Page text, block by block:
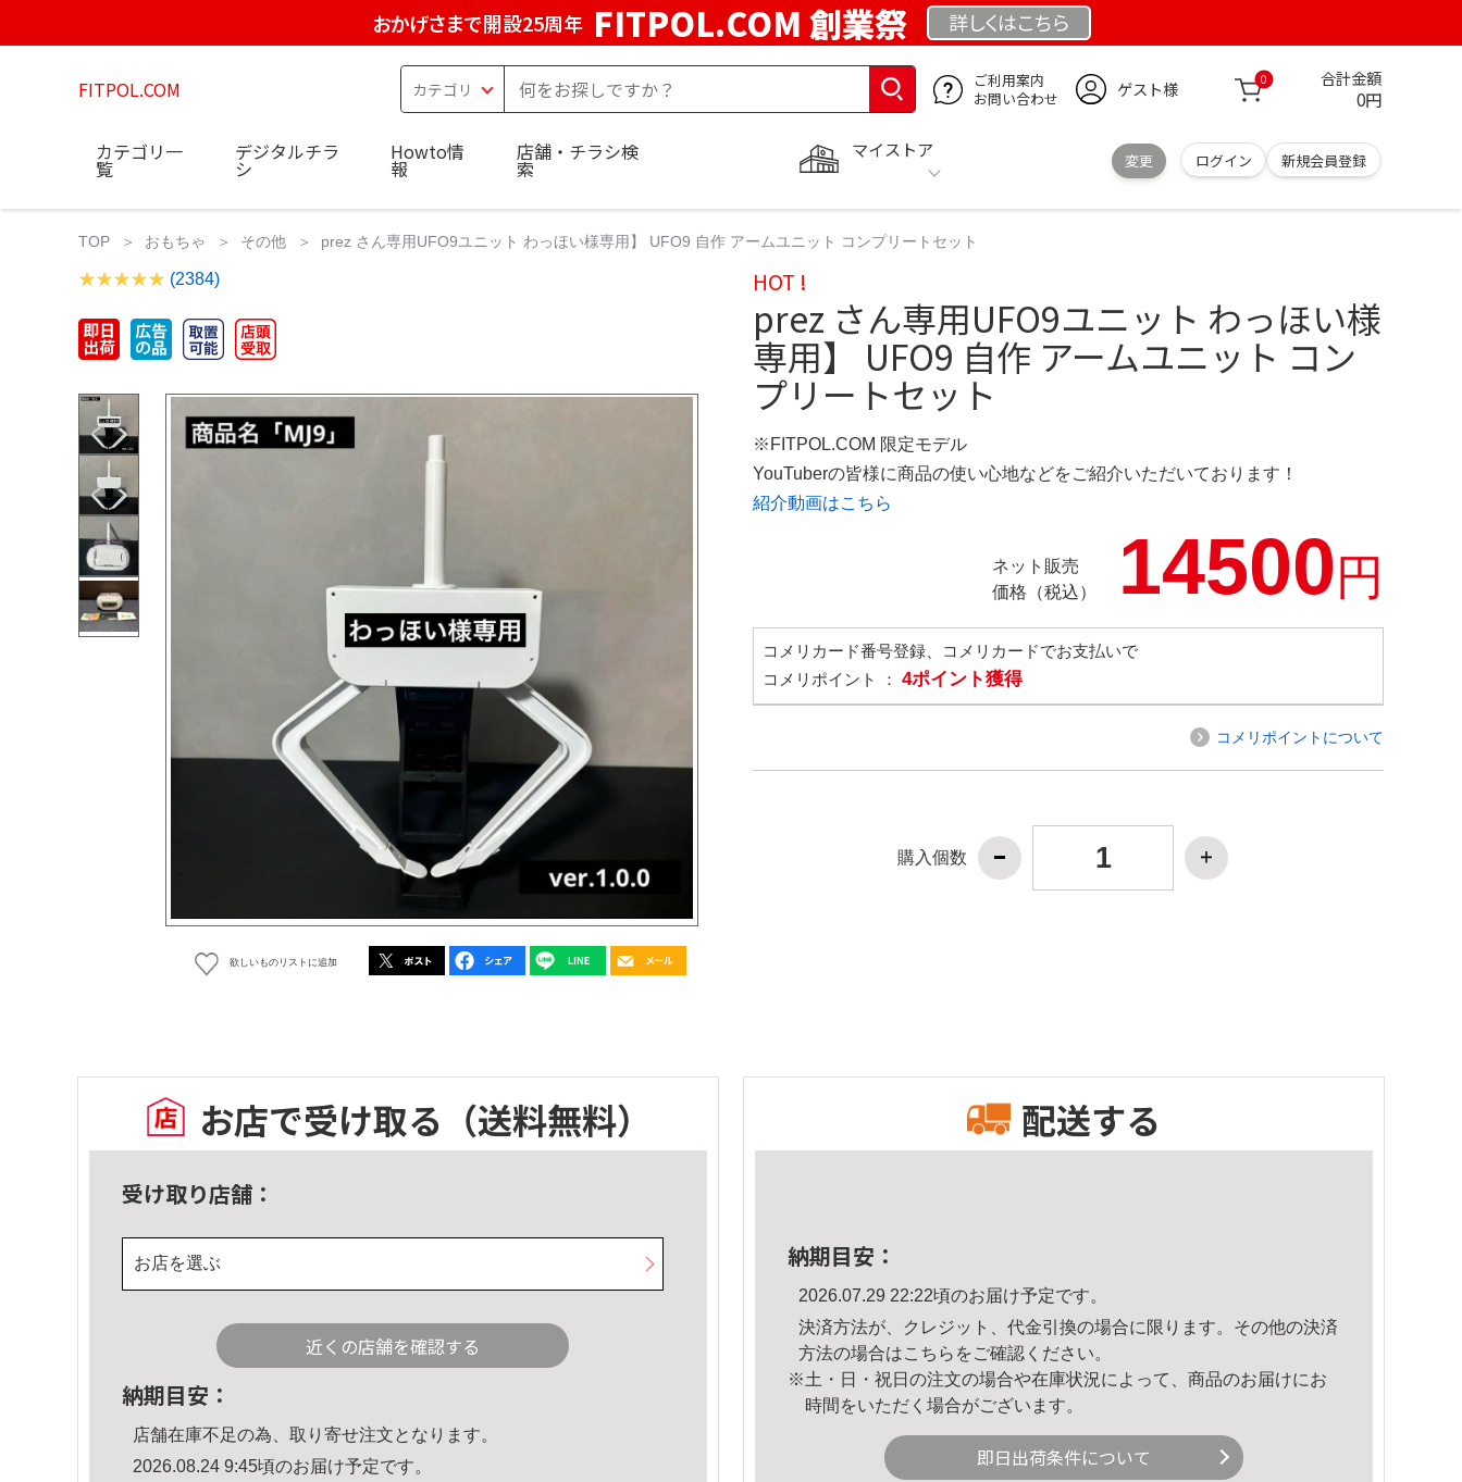
おかげさまで開設25周年 FITPOL.COM 創業祭 詳しくはこちら
FITPOL.COM
ご利用案内
お問い合わせ
ゲスト様 0 合計金額
0円
マイストア
変更 ログイン 新規会員登録
カテゴリ一
覧
デジタルチラ
シ
Howto情
報
店舗・チラシ検
索
TOP おもちゃ その他 prez さん専用UFO9ユニット わっほい様専用】 UFO9 自作 アームユニット コンプリートセット
(2384)
欲しいものリストに追加
HOT !
prez さん専用UFO9ユニット わっほい様
専用】 UFO9 自作 アームユニット コン
プリートセット
※FITPOL.COM 限定モデル
YouTuberの皆様に商品の使い心地などをご紹介いただいております！
紹介動画はこちら
ネット販売
価格（税込）
14500円
コメリカード番号登録、コメリカードでお支払いで
コメリポイント ： 4ポイント獲得
コメリポイントについて
購入個数
お店で受け取る （送料無料）
受け取り店舗：
お店を選ぶ
近くの店舗を確認する
納期目安：
店舗在庫不足の為、取り寄せ注文となります。
2026.08.24 9:45頃のお届け予定です。
配送する
納期目安：
2026.07.29 22:22頃のお届け予定です。
決済方法が、クレジット、代金引換の場合に限ります。その他の決済
方法の場合はこちら をご確認ください。
※土・日・祝日の注文の場合や在庫状況によって、商品のお届けにお
時間をいただく場合がございます。
即日出荷条件について